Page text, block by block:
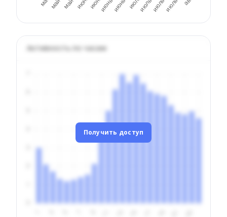
Активность по часам
Получить доступ